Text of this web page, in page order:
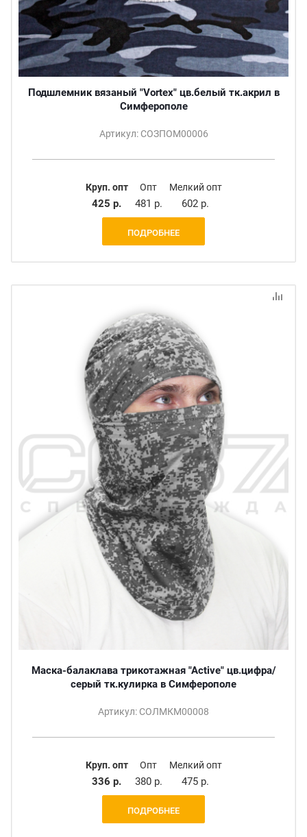
Подшлемник вязаный "Vortex" цв.белый тк.акрил в
Симферополе
Артикул: СОЗПОМ00006
Круп. опт
425 р.
Опт
481 р.
Мелкий опт
602 р.
ПОДРОБНЕЕ
Маска-балаклава трикотажная "Active" цв.цифра/
серый тк.кулирка в Симферополе
Артикул: СОЛМКМ00008
Круп. опт
336 р.
Опт
380 р.
Мелкий опт
475 р.
ПОДРОБНЕЕ